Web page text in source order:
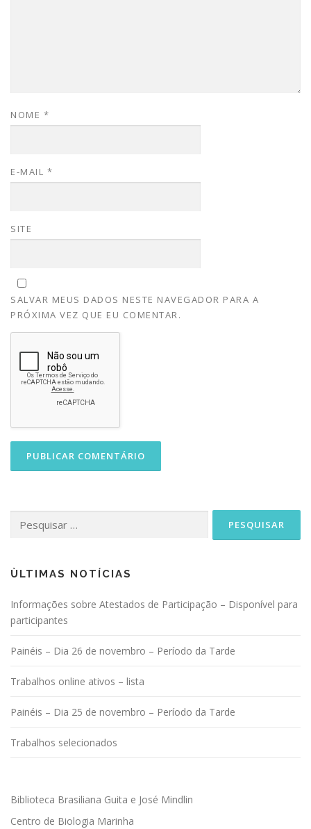
NOME *
E-MAIL *
SITE
SALVAR MEUS DADOS NESTE NAVEGADOR PARA A
PRÓXIMA VEZ QUE EU COMENTAR.
por:
ÙLTIMAS NOTÍCIAS
Informações sobre Atestados de Participação – Disponível para
participantes
Painéis – Dia 26 de novembro – Período da Tarde
Trabalhos online ativos – lista
Painéis – Dia 25 de novembro – Período da Tarde
Trabalhos selecionados
Biblioteca Brasiliana Guita e José Mindlin
Centro de Biologia Marinha